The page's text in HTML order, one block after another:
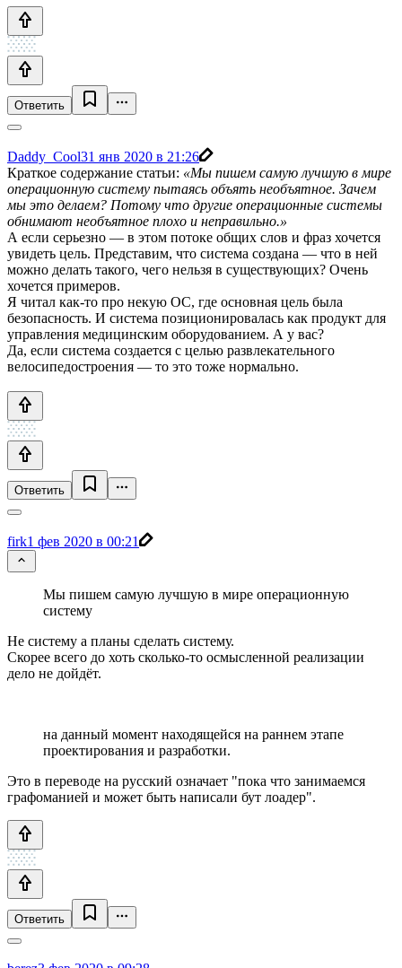
Ответить
Daddy_Cool31 янв 2020 в 21:26
Краткое содержание статьи: «Мы пишем самую лучшую в мире
операционную систему пытаясь объять необъятное. Зачем
мы это делаем? Потому что другие операционные системы
обнимают необъятное плохо и неправильно.»
А если серьезно — в этом потоке общих слов и фраз хочется
увидеть цель. Представим, что система создана — что в ней
можно делать такого, чего нельзя в существующих? Очень
хочется примеров.
Я читал как-то про некую ОС, где основная цель была
безопасность. И система позиционировалась как продукт для
управления медицинским оборудованием. А у вас?
Да, если система создается с целью развлекательного
велосипедостроения — то это тоже нормально.
Ответить
firk1 фев 2020 в 00:21
Мы пишем самую лучшую в мире операционную
систему
Не систему а планы сделать систему.
Скорее всего до хоть сколько-то осмысленной реализации
дело не дойдёт.
на данный момент находящейся на раннем этапе
проектирования и разработки.
Это в переводе на русский означает "пока что занимаемся
графоманией и может быть написали бут лоадер".
Ответить